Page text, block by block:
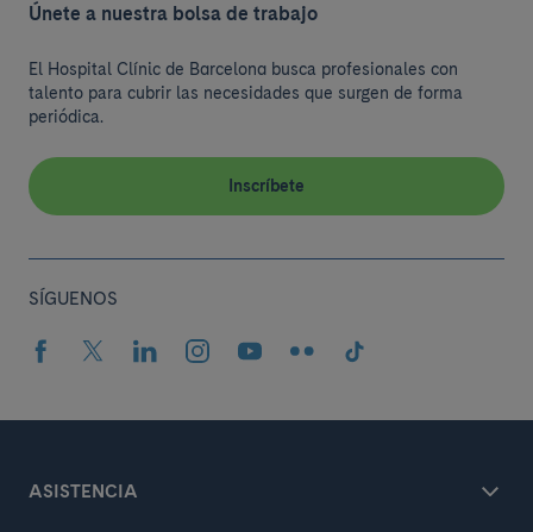
Únete a nuestra bolsa de trabajo
El Hospital Clínic de Barcelona busca profesionales con
talento para cubrir las necesidades que surgen de forma
periódica.
Inscríbete
SÍGUENOS
ASISTENCIA